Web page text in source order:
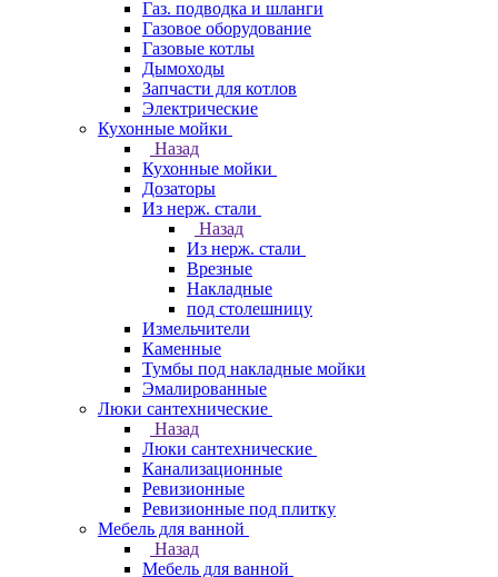
Газ. подводка и шланги
Газовое оборудование
Газовые котлы
Дымоходы
Запчасти для котлов
Электрические
Кухонные мойки
Назад
Кухонные мойки
Дозаторы
Из нерж. стали
Назад
Из нерж. стали
Врезные
Накладные
под столешницу
Измельчители
Каменные
Тумбы под накладные мойки
Эмалированные
Люки сантехнические
Назад
Люки сантехнические
Канализационные
Ревизионные
Ревизионные под плитку
Мебель для ванной
Назад
Мебель для ванной